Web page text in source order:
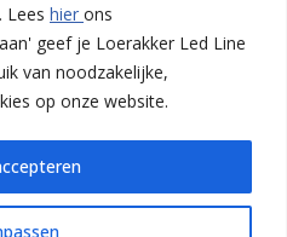
Lees hier ons
geef je Loerakker Led Line
van noodzakelijke,
op onze website.
nodig hebt bij het
je van harte welkom op onze